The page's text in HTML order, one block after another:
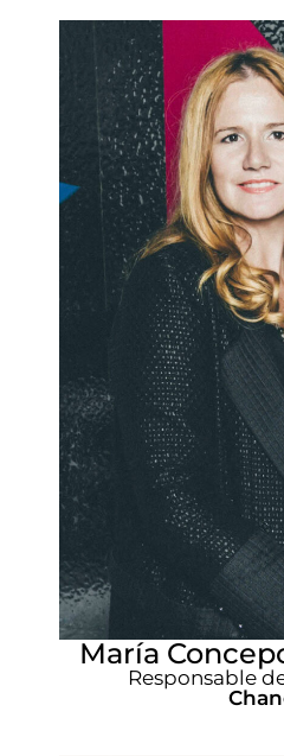
María
Responsable